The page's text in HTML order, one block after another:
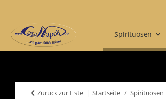
Spirituosen
Zurück zur Liste Startseite Spirituosen